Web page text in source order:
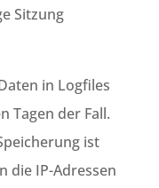
Sitzung
in Logfiles
Tagen der Fall.
ist
die IP-Adressen